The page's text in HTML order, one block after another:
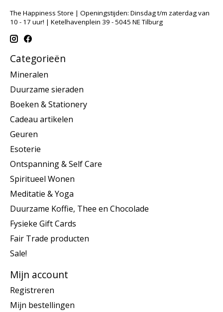
The Happiness Store | Openingstijden: Dinsdag t/m zaterdag van
10 - 17 uur! | Ketelhavenplein 39 - 5045 NE Tilburg
Categorieën
Mineralen
Duurzame sieraden
Boeken & Stationery
Cadeau artikelen
Geuren
Esoterie
Ontspanning & Self Care
Spiritueel Wonen
Meditatie & Yoga
Duurzame Koffie, Thee en Chocolade
Fysieke Gift Cards
Fair Trade producten
Sale!
Mijn account
Registreren
Mijn bestellingen